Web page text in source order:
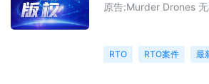
原告:Murder Drones
RTO RTO案件 最